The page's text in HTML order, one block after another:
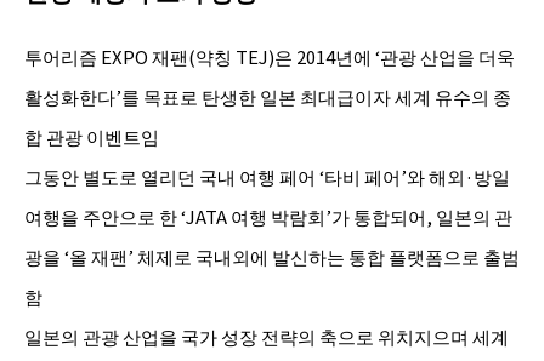
투어리즘 EXPO 재팬(약칭 TEJ)은 2014년에 ‘관광 산업을 더욱
활성화한다’를 목표로 탄생한 일본 최대급이자 세계 유수의 종
합 관광 이벤트임
그동안 별도로 열리던 국내 여행 페어 ‘타비 페어’와 해외·방일
여행을 주안으로 한 ‘JATA 여행 박람회’가 통합되어, 일본의 관
광을 ‘올 재팬’ 체제로 국내외에 발신하는 통합 플랫폼으로 출범
함
일본의 관광 산업을 국가 성장 전략의 축으로 위치지으며 세계